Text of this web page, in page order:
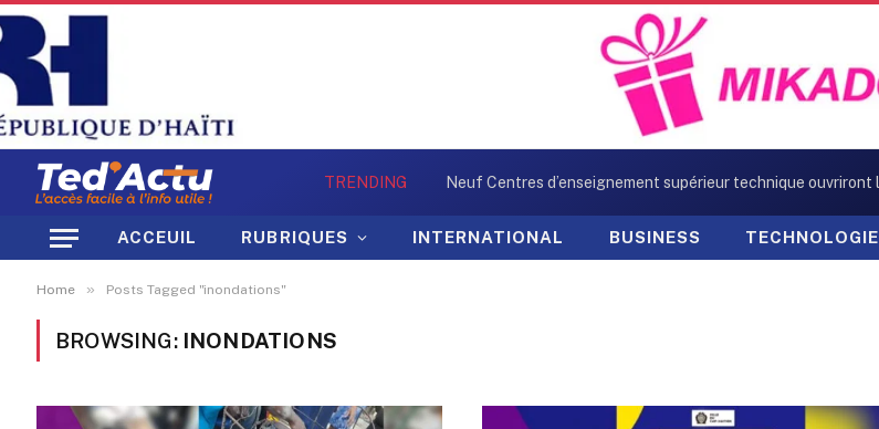
TRENDING
ACCEUIL RUBRIQUES INTERNATIONAL BUSINESS TECHNOLOGIE
Home » Posts Tagged "inondations"
BROWSING: INONDATIONS